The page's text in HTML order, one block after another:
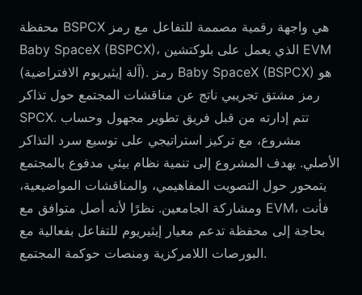
محفظة BSPCX هي واجهة رقمية مصممة للتفاعل مع رمز
Baby SpaceX (BSPCX)، الذي يعمل على بلوكتشين EVM
(آلة إيثيريوم الافتراضية). رمز Baby SpaceX (BSPCX) هو
رمز مشتق تجريبي ناتج عن مناقشات المجتمع حول تذاكر
SPCX. تتم إدارته من قبل فريق تطوير مجهول وحساب
مشروع، مع تركيز استراتيجي على توسيع سرد التذاكر
الأصلي. يهدف المشروع إلى تنمية نظام بيئي مدفوع بالمجتمع
يتمحور حول التصويت المفاهيمي، والمناقشات المواضيعية،
ومشاركة الجامعين. نظرًا لأنه أصل متوافق مع EVM، فأنت
بحاجة إلى محفظة تدعم معيار إيثيريوم للتفاعل بفعالية مع
البورصات اللامركزية ومنصات حوكمة المجتمع.